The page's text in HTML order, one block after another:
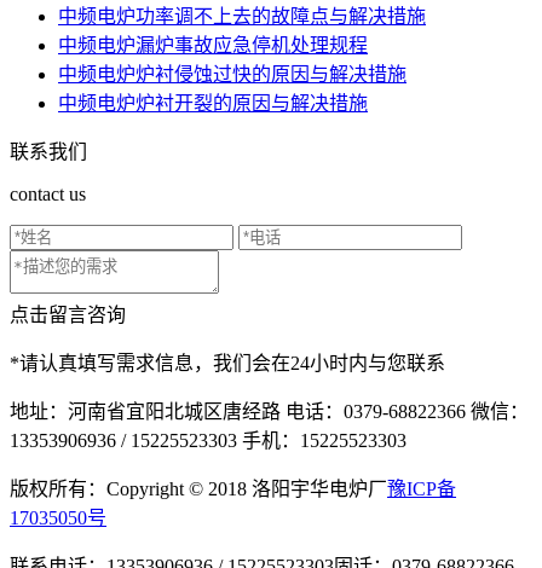
中频电炉功率调不上去的故障点与解决措施
中频电炉漏炉事故应急停机处理规程
中频电炉炉衬侵蚀过快的原因与解决措施
中频电炉炉衬开裂的原因与解决措施
联系我们
contact us
点击留言咨询
*请认真填写需求信息，我们会在24小时内与您联系
地址：河南省宜阳北城区唐经路 电话：0379-68822366 微信：
13353906936 / 15225523303 手机：15225523303
版权所有：Copyright © 2018 洛阳宇华电炉厂豫ICP备
17035050号